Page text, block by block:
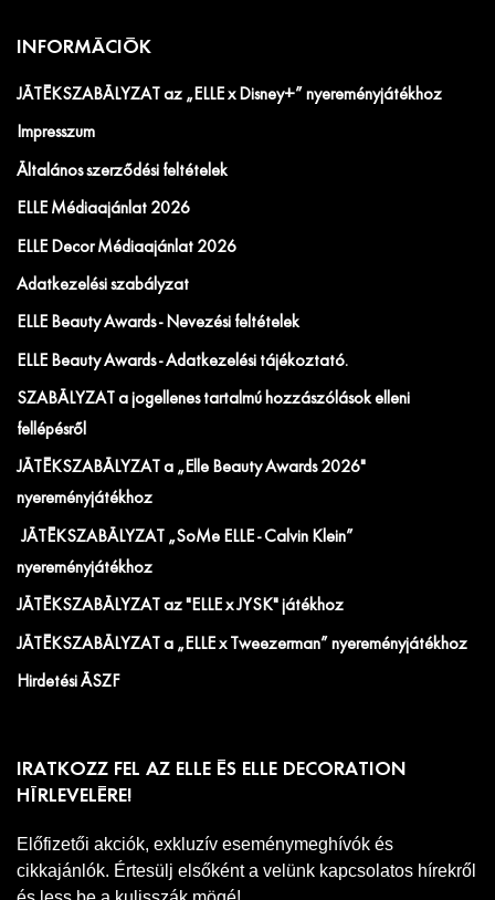
INFORMÁCIÓK
JÁTÉKSZABÁLYZAT az „ELLE x Disney+” nyereményjátékhoz
Impresszum
Általános szerződési feltételek
ELLE Médiaajánlat 2026
ELLE Decor Médiaajánlat 2026
Adatkezelési szabályzat
ELLE Beauty Awards - Nevezési feltételek
ELLE Beauty Awards - Adatkezelési tájékoztató.
SZABÁLYZAT a jogellenes tartalmú hozzászólások elleni
fellépésről
JÁTÉKSZABÁLYZAT a „Elle Beauty Awards 2026"
nyereményjátékhoz
JÁTÉKSZABÁLYZAT „SoMe ELLE - Calvin Klein”
nyereményjátékhoz
JÁTÉKSZABÁLYZAT az "ELLE x JYSK" játékhoz
JÁTÉKSZABÁLYZAT a „ELLE x Tweezerman” nyereményjátékhoz
Hirdetési ÁSZF
IRATKOZZ FEL AZ ELLE ÉS ELLE DECORATION
HÍRLEVELÉRE!
Előfizetői akciók, exkluzív eseménymeghívók és
cikkajánlók. Értesülj elsőként a velünk kapcsolatos hírekről